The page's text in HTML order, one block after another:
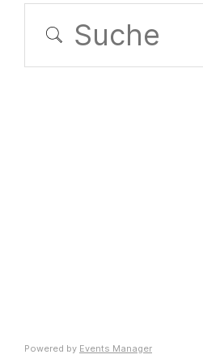
Powered by Events Manager